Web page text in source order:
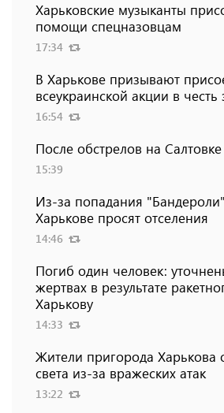
Харьковские музыканты
помощи спецназовцам
17:34
В Харькове призывают
всеукраинской акции в
16:54
После обстрелов на Салтовке
15:39
Из-за попадания
Харькове просят отселения
14:46
Погиб один человек:
жертвах в результате
Харькову
14:33
Жители пригорода Харькова
света из-за вражеских атак
13:22